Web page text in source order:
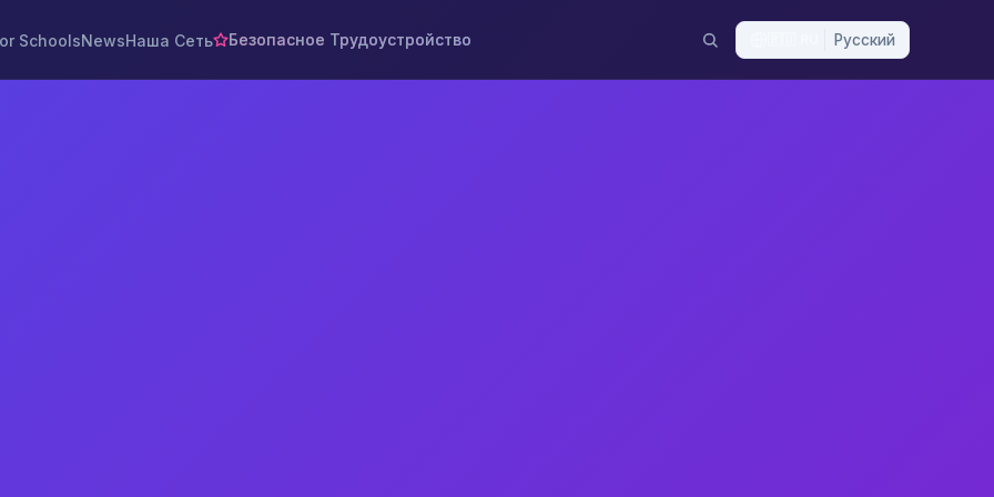
SchoolsNewsНаша Сеть Безопасное Трудоустройство Русский